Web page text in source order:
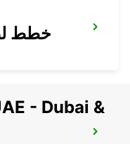
خطط
- Dubai &